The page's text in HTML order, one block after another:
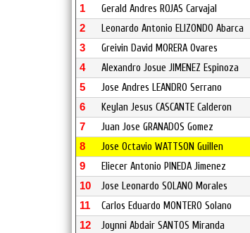
1 Gerald Andres ROJAS Carvajal
2 Leonardo Antonio ELIZONDO Abarca
3 Greivin David MORERA Ovares
4 Alexandro Josue JIMENEZ Espinoza
5 Jose Andres LEANDRO Serrano
6 Keylan Jesus CASCANTE Calderon
7 Juan Jose GRANADOS Gomez
8 Jose Octavio WATTSON Guillen
9 Eliecer Antonio PINEDA Jimenez
10 Jose Leonardo SOLANO Morales
11 Carlos Eduardo MONTERO Solano
12 Joynni Abdair SANTOS Miranda